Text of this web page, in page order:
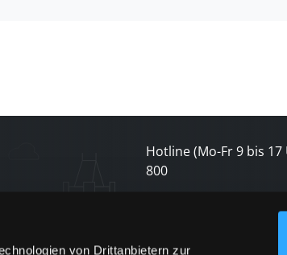
von Drittanbietern zur
Hotline (Mo-Fr 9 bis 17
800